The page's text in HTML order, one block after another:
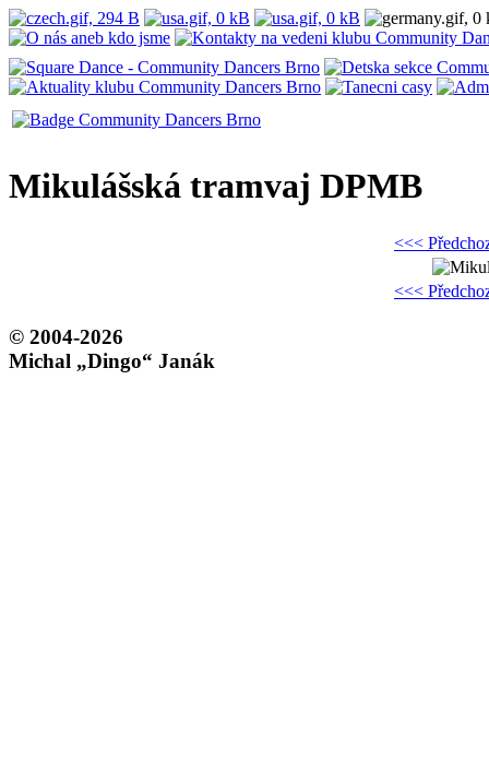
Mikulášská tramvaj DPMB
<<<
<<<
© 2004-2026
Michal „Dingo“ Janák